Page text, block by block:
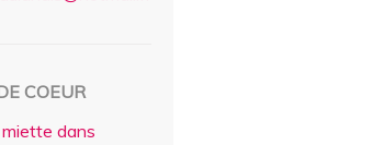
COEUR
dans